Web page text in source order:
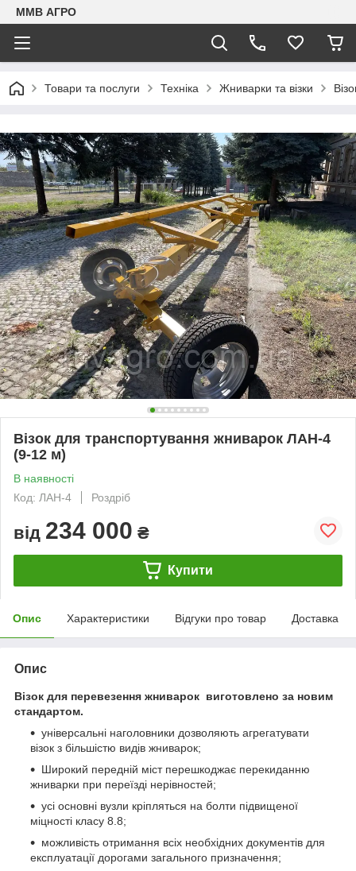
ММВ АГРО
Товари та послуги Техніка Жниварки та візки
Візок для транспортування жниварок ЛАН-4
(9-12 м)
В наявності
Код: ЛАН-4
Роздріб
від 234 000 ₴
Купити
Опис Характеристики Відгуки про товар Доставка
Опис
Візок для перевезення жниварок виготовлено за новим
стандартом.
універсальні наголовники дозволяють агрегатувати
візок з більшістю видів жниварок;
Широкий передній міст перешкоджає перекиданню
жниварки при переїзді нерівностей;
усі основні вузли кріпляться на болти підвищеної
міцності класу 8.8;
можливість отримання всіх необхідних документів для
експлуатації дорогами загального призначення;